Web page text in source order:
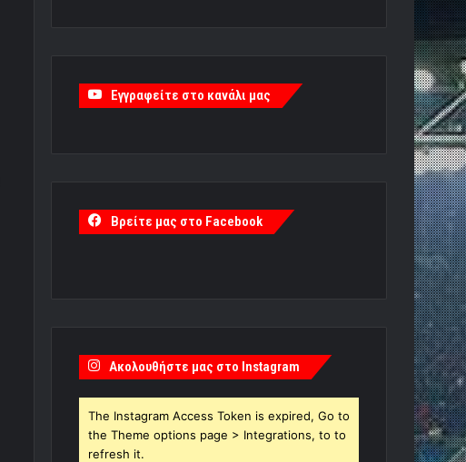
Εγγραφείτε στο κανάλι μας
Βρείτε μας στο Facebook
Ακολουθήστε μας στο Instagram
The Instagram Access Token is expired, Go to
the Theme options page > Integrations, to to
refresh it.